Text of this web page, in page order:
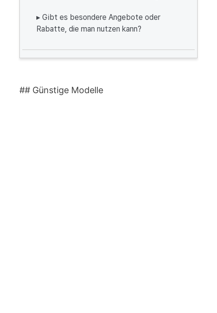
▸ Gibt es besondere Angebote oder
Rabatte, die man nutzen kann?
## Günstige Modelle